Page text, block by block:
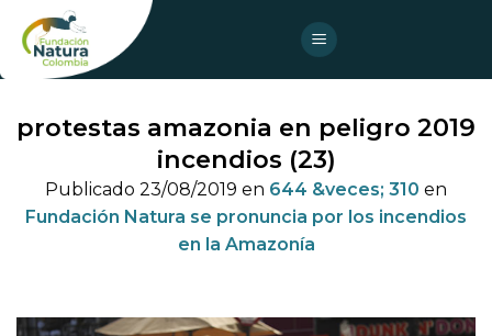
content
protestas amazonia en peligro 2019
incendios (23)
Publicado 23/08/2019 en 644 &veces; 310 en
Fundación Natura se pronuncia por los incendios
en la Amazonía